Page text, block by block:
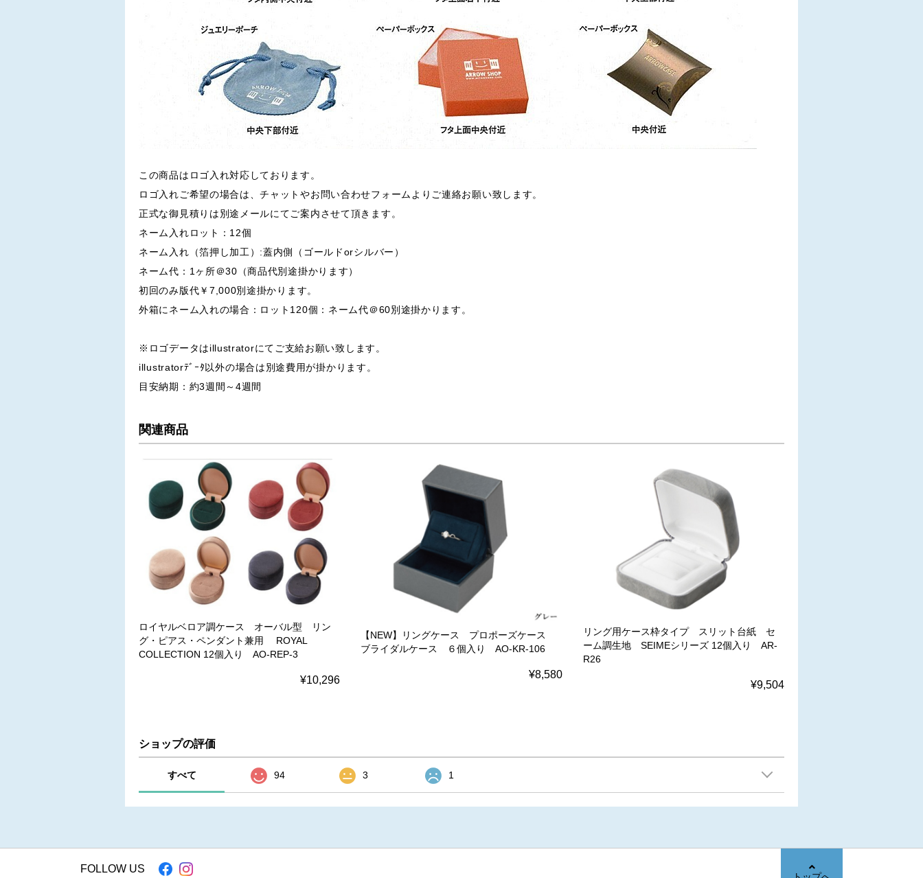
この商品はロゴ入れ対応しております。
ロゴ入れご希望の場合は、チャットやお問い合わせフォームよりご連絡お願い致します。
正式な御見積りは別途メールにてご案内させて頂きます。
ネーム入れロット：12個
ネーム入れ（箔押し加工）:蓋内側（ゴールドorシルバー）
ネーム代：1ヶ所＠30（商品代別途掛かります）
初回のみ版代￥7,000別途掛かります。
外箱にネーム入れの場合：ロット120個：ネーム代＠60別途掛かります。
※ロゴデータはillustratorにてご支給お願い致します。
illustratorﾃﾞｰﾀ以外の場合は別途費用が掛かります。
目安納期：約3週間～4週間
関連商品
ロイヤルベロア調ケース オーバル型 リン
グ・ピアス・ペンダント兼用 ROYAL
COLLECTION 12個入り AO-REP-3
¥10,296
【NEW】リングケース プロポーズケース
ブライダルケース ６個入り AO-KR-106
¥8,580
リング用ケース枠タイプ スリット台紙 セ
ーム調生地 SEIMEシリーズ 12個入り AR-
R26
¥9,504
ショップの評価
すべて 94 3 1
FOLLOW US